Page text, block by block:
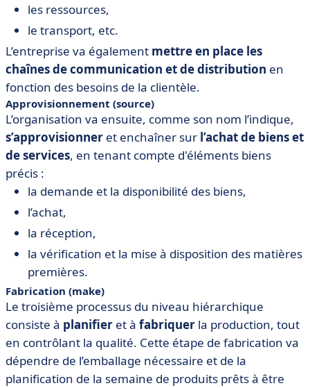
les ressources,
le transport, etc.
L’entreprise va également mettre en place les
chaînes de communication et de distribution en
fonction des besoins de la clientèle.
Approvisionnement (source)
L’organisation va ensuite, comme son nom l’indique,
s’approvisionner et enchaîner sur l’achat de biens et
de services, en tenant compte d'éléments biens
précis :
la demande et la disponibilité des biens,
l’achat,
la réception,
la vérification et la mise à disposition des matières
premières.
Fabrication (make)
Le troisième processus du niveau hiérarchique
consiste à planifier et à fabriquer la production, tout
en contrôlant la qualité. Cette étape de fabrication va
dépendre de l’emballage nécessaire et de la
planification de la semaine de produits prêts à être